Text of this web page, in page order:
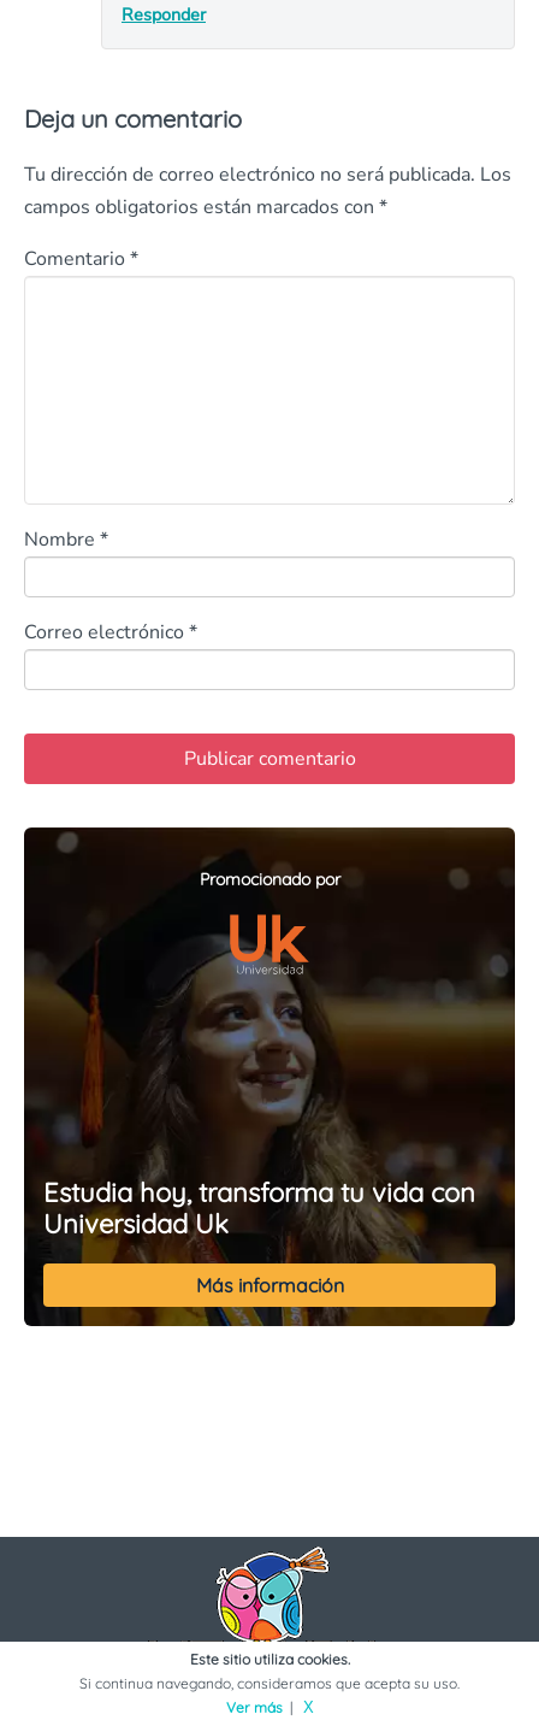
Promocionado por
Estudia hoy, transforma tu vida con
Universidad Uk
Más información
Responder
Deja un comentario
Tu dirección de correo electrónico no será publicada. Los
campos obligatorios están marcados con *
Comentario *
Nombre *
Correo electrónico *
La página donde puedes encontrar toda la info sobre
Este sitio utiliza cookies.
Si continua navegando, consideramos que acepta su uso.
Ver más| X